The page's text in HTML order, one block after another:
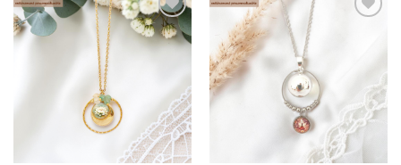
d’envies